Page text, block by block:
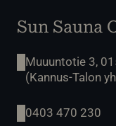
Sun Sauna
Muuuntotie 3,
(Kannus-Talon
0403 470 230